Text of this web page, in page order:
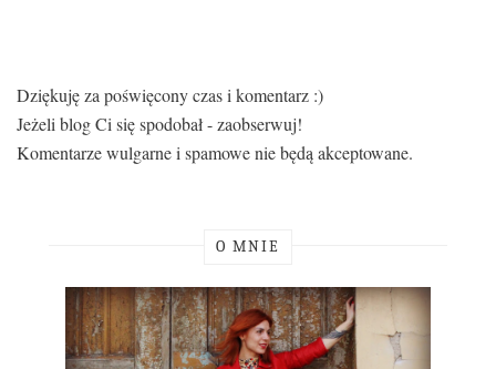
Dziękuję za poświęcony czas i komentarz :)
Jeżeli blog Ci się spodobał - zaobserwuj!
Komentarze wulgarne i spamowe nie będą akceptowane.
O MNIE